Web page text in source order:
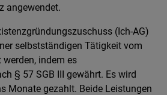
angewendet.
(Ich-AG)
selbstständigen Tätigkeit vom
indem es
§ 57 SGB III gewährt. Es wird
Monate gezahlt. Beide Leistungen